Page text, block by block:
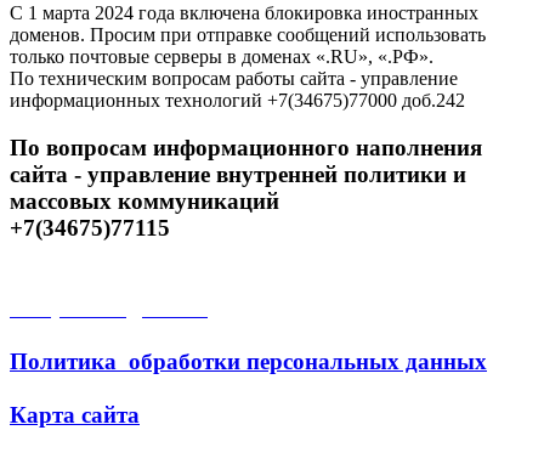
С 1 марта 2024 года включена блокировка иностранных
доменов. Просим при отправке сообщений использовать
только почтовые серверы в доменах «.RU», «.РФ».
По техническим вопросам работы сайта - управление
информационных технологий +7(34675)77000 доб.242
По вопросам информационного наполнения
сайта - управление внутренней политики и
массовых коммуникаций
+7(34675)77115
Политика обработки персональных данных
Карта сайта